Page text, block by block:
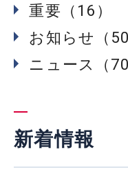
重要（16）
お知らせ（50
ニュース（
新着情報